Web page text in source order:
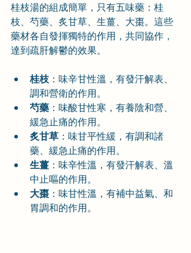
桂枝湯的組成簡單，只有五味藥：桂
枝、芍藥、炙甘草、生薑、大棗。這些
藥材各自發揮獨特的作用，共同協作，
達到疏肝解鬱的效果。
桂枝：味辛甘性溫，有發汗解表、
調和營衛的作用。
芍藥 ：味酸甘性寒，有養陰和營、
緩急止痛的作用。
炙甘草 ：味甘平性緩，有調和諸
藥、緩急止痛的作用。
生薑 ：味辛性溫，有發汗解表、溫
中止嘔的作用。
大棗 ：味甘性溫，有補中益氣、和
胃調和的作用。